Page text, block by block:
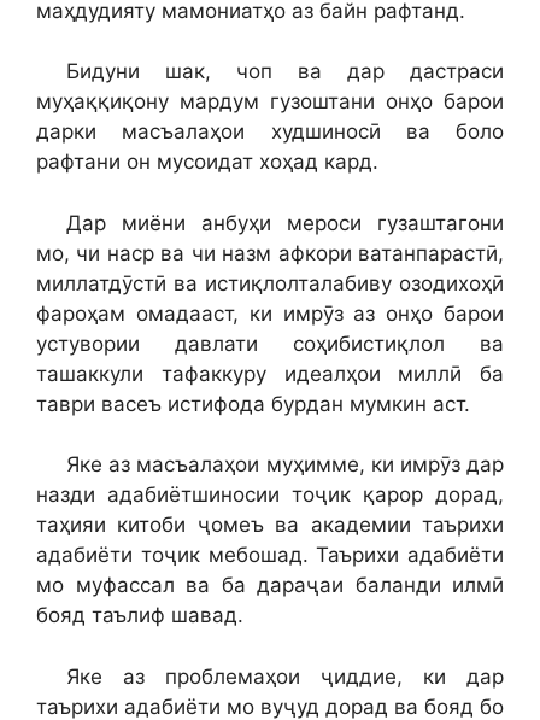
маҳдудияту мамониатҳо аз байн рафтанд.
Бидуни шак, чоп ва дар дастраси
муҳаққиқону мардум гузоштани онҳо барои
дарки масъалаҳои худшиносӣ ва боло
рафтани он мусоидат хоҳад кард.
Дар миёни анбуҳи мероси гузаштагони
мо, чи наср ва чи назм афкори ватанпарастӣ,
миллатдӯстӣ ва истиқлолталабиву озодихоҳӣ
фароҳам омадааст, ки имрӯз аз онҳо барои
устувории давлати соҳибистиқлол ва
ташаккули тафаккуру идеалҳои миллӣ ба
таври васеъ истифода бурдан мумкин аст.
Яке аз масъалаҳои муҳимме, ки имрӯз дар
назди адабиётшиносии тоҷик қарор дорад,
таҳияи китоби ҷомеъ ва академии таърихи
адабиёти тоҷик мебошад. Таърихи адабиёти
мо муфассал ва ба дараҷаи баланди илмӣ
бояд таълиф шавад.
Яке аз проблемаҳои ҷиддие, ки дар
таърихи адабиёти мо вуҷуд дорад ва бояд бо